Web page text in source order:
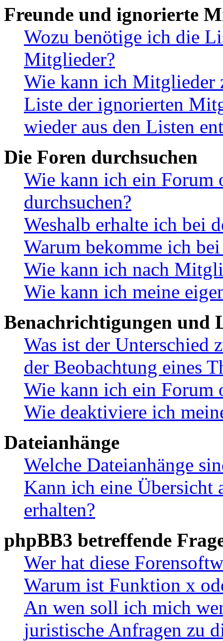
Freunde und ignorierte
Wozu benötige ich die
Mitglieder?
Wie kann ich Mitglieder
Liste der ignorierten
wieder aus den Listen
Die Foren durchsuchen
Wie kann ich ein Forum
durchsuchen?
Weshalb erhalte ich bei
Warum bekomme ich
Wie kann ich nach
Wie kann ich meine
Benachrichtigungen und
Was ist der Unterschied
der Beobachtung eines
Wie kann ich ein Forum
Wie deaktiviere ich
Dateianhänge
Welche Dateianhänge
Kann ich eine Übersicht
erhalten?
phpBB3 betreffende
Wer hat diese
Warum ist Funktion x
An wen soll ich mich
juristische Anfragen zu